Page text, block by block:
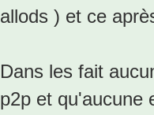
allods ) et ce
Dans les fait
p2p et qu'aucune